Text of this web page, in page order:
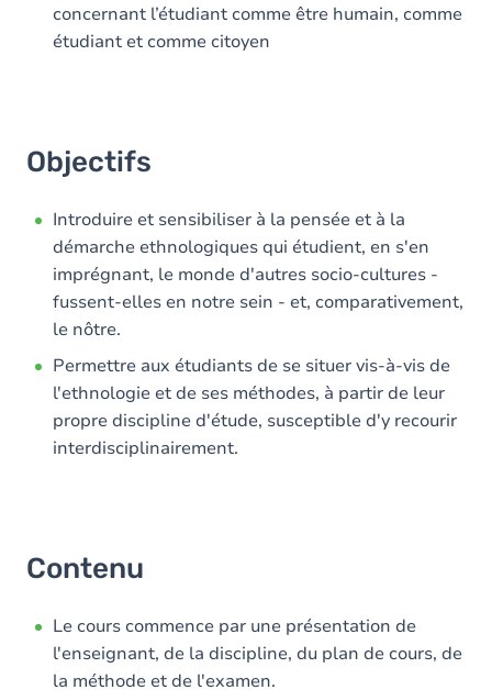
concernant l’étudiant comme être humain, comme
étudiant et comme citoyen
Objectifs
Introduire et sensibiliser à la pensée et à la
démarche ethnologiques qui étudient, en s'en
imprégnant, le monde d'autres socio-cultures -
fussent-elles en notre sein - et, comparativement,
le nôtre.
Permettre aux étudiants de se situer vis-à-vis de
l'ethnologie et de ses méthodes, à partir de leur
propre discipline d'étude, susceptible d'y recourir
interdisciplinairement.
Contenu
Le cours commence par une présentation de
l'enseignant, de la discipline, du plan de cours, de
la méthode et de l'examen.